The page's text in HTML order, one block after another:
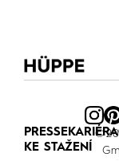
PRESSEKARIÉRA
KE STAŽENÍ
©